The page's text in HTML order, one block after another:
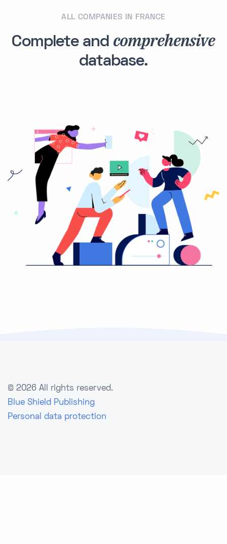
ALL COMPANIES IN FRANCE
Complete and comprehensive
database.
© 2026 All rights reserved.
Blue Shield Publishing
Personal data protection